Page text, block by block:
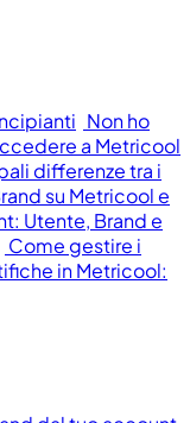
Non ho
a Metricool
differenze tra i
su Metricool e
Utente, Brand e
Come gestire i
in Metricool: